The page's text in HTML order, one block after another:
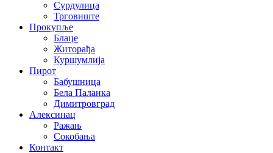
Сурдулица
Трговиште
Прокупље
Блаце
Житорађа
Куршумлија
Пирот
Бабушница
Бела Паланка
Димитровград
Алексинац
Ражањ
Сокобања
Контакт